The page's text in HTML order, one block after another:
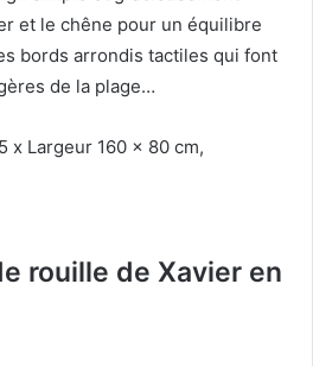
et le chêne pour un équilibre
bords arrondis tactiles qui font
de la plage…
x Largeur 160 x 80 cm,
rouille de Xavier en